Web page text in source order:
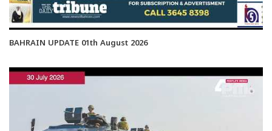
BAHRAIN UPDATE 01th August 2026